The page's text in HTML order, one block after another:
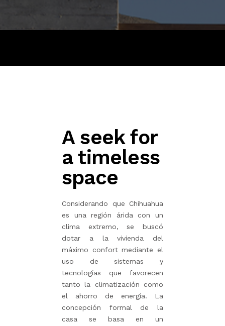
CONTACTO
A seek for
a timeless
space
Considerando que Chihuahua
es una región árida con un
clima extremo, se buscó
dotar a la vivienda del
máximo confort mediante el
uso de sistemas y
tecnologías que favorecen
tanto la climatización como
el ahorro de energía. La
concepción formal de la
casa se basa en un